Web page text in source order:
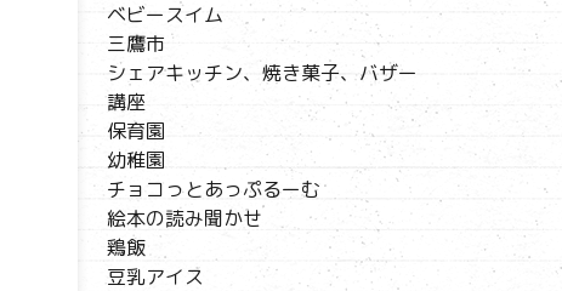
ベビースイム
三鷹市
シェアキッチン、焼き菓子、バザー
講座
保育園
幼稚園
チョコっとあっぷるーむ
絵本の読み聞かせ
鶏飯
豆乳アイス